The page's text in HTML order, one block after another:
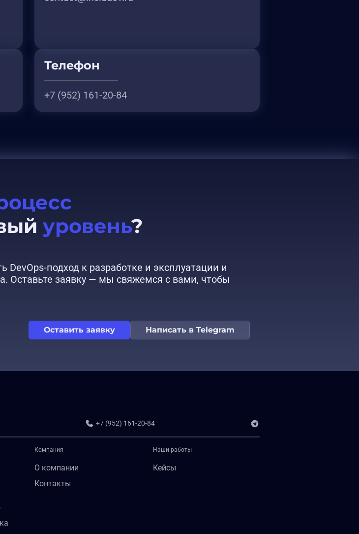
Телефон
+7 (952) 161-20-84
уровень?
DevOps-подход к разработке и эксплуатации и
Оставьте заявку — мы свяжемся с вами, чтобы
Оставить заявку Написать в Telegram
+7 (952) 161-20-84
Компания
О компании
Контакты
Наши работы
Кейсы